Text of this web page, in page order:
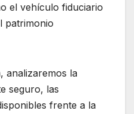
el vehículo fiduciario
patrimonio
analizaremos la
seguro, las
frente a la